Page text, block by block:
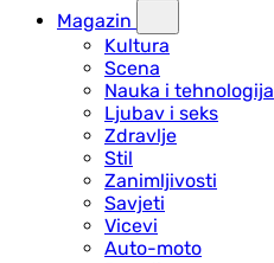
Magazin
Kultura
Scena
Nauka i tehnologija
Ljubav i seks
Zdravlje
Stil
Zanimljivosti
Savjeti
Vicevi
Auto-moto